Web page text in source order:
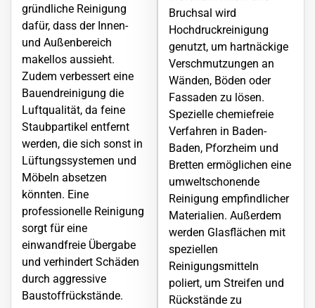
gründliche Reinigung
dafür, dass der Innen-
und Außenbereich
makellos aussieht.
Zudem verbessert eine
Bauendreinigung die
Luftqualität, da feine
Staubpartikel entfernt
werden, die sich sonst in
Lüftungssystemen und
Möbeln absetzen
könnten. Eine
professionelle Reinigung
sorgt für eine
einwandfreie Übergabe
und verhindert Schäden
durch aggressive
Baustoffrückstände.
Bruchsal wird
Hochdruckreinigung
genutzt, um hartnäckige
Verschmutzungen an
Wänden, Böden oder
Fassaden zu lösen.
Spezielle chemiefreie
Verfahren in Baden-
Baden, Pforzheim und
Bretten ermöglichen eine
umweltschonende
Reinigung empfindlicher
Materialien. Außerdem
werden Glasflächen mit
speziellen
Reinigungsmitteln
poliert, um Streifen und
Rückstände zu